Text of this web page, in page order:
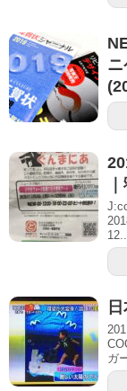
12...
ガ